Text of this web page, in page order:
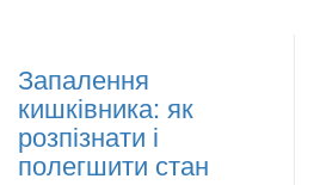
Запалення
кишківника: як
розпізнати і
полегшити стан